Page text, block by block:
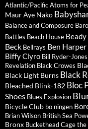
Atlantic/PacificAtoms for
MaurAye Nako
Balance and Composure
Battles Beach House Beady
Beck Bellrays Ben Harper
Biffy Clyro Bill Ryder-Jones
Revelation Black Crowes
Black Light Burns Black
Bleached Blink-182 Bloc
Shoes Blues Explosion
Bicycle Club bo ningen
Brian Wilson British Sea
Bronx BucketheadCage